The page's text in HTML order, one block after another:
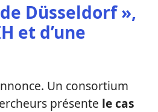
Düsseldorf »,
et d’une
Un consortium
présente le cas